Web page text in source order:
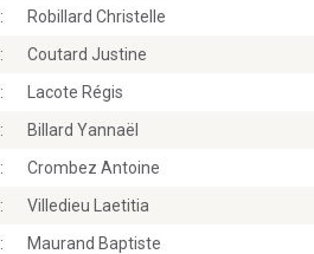
:
Robillard Christelle
:
Coutard Justine
:
Lacote Régis
:
Billard Yannaël
:
Crombez Antoine
:
Villedieu Laetitia
:
Maurand Baptiste